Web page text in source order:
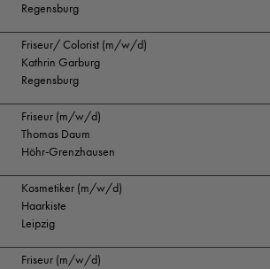
Regensburg
Friseur/ Colorist (m/w/d)
Kathrin Garburg
Regensburg
Friseur (m/w/d)
Thomas Daum
Höhr-Grenzhausen
Kosmetiker (m/w/d)
Haarkiste
Leipzig
Friseur (m/w/d)